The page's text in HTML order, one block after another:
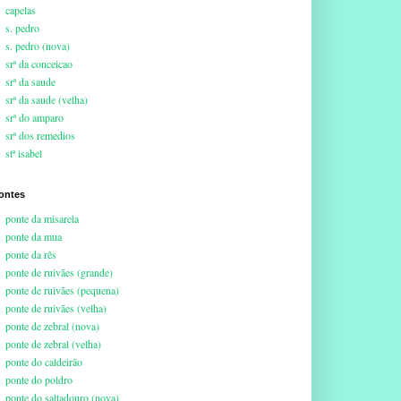
capelas
s. pedro
s. pedro (nova)
srª da conceicao
srª da saude
srª da saude (velha)
srª do amparo
srª dos remedios
stª isabel
ponte da misarela
ponte da mua
ponte da rês
ponte de ruivães (grande)
ponte de ruivães (pequena)
ponte de ruivães (velha)
ponte de zebral (nova)
ponte de zebral (velha)
ponte do caldeirão
ponte do poldro
ponte do saltadouro (nova)